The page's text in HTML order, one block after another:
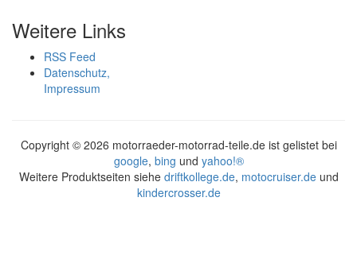
Weitere Links
RSS Feed
Datenschutz,
Impressum
Copyright © 2026 motorraeder-motorrad-teile.de ist gelistet bei
google, bing und yahoo!®
Weitere Produktseiten siehe driftkollege.de, motocruiser.deund
kindercrosser.de